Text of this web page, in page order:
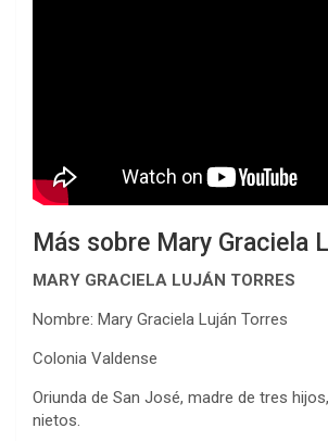
Más sobre Mary Graciela
MARY GRACIELA LUJÁN TORRES
Nombre: Mary Graciela Luján Torres
Colonia Valdense
Oriunda de San José, madre de tres
nietos.